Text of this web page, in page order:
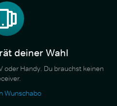
deiner Wahl
oder Handy. Du brauchst keinen
Wunschabo